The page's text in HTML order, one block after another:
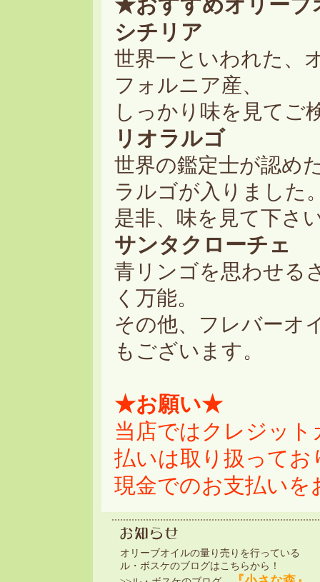
★おすすめオリー
シチリア
世界一といわれた、
フォルニア産、
しっかり味を見てご
リオラルゴ
世界の鑑定士が認め
ラルゴが入りました
是非、味を見て下さ
サンタクローチェ
青リンゴを思わせる
く万能。
その他、フレバーオ
もございます。
★お願い★
当店ではクレジッ
払いは取り扱ってお
現金でのお支払い
オリーブオイルの量り売りを行っている
ル・ボスケのブログはこちらから！